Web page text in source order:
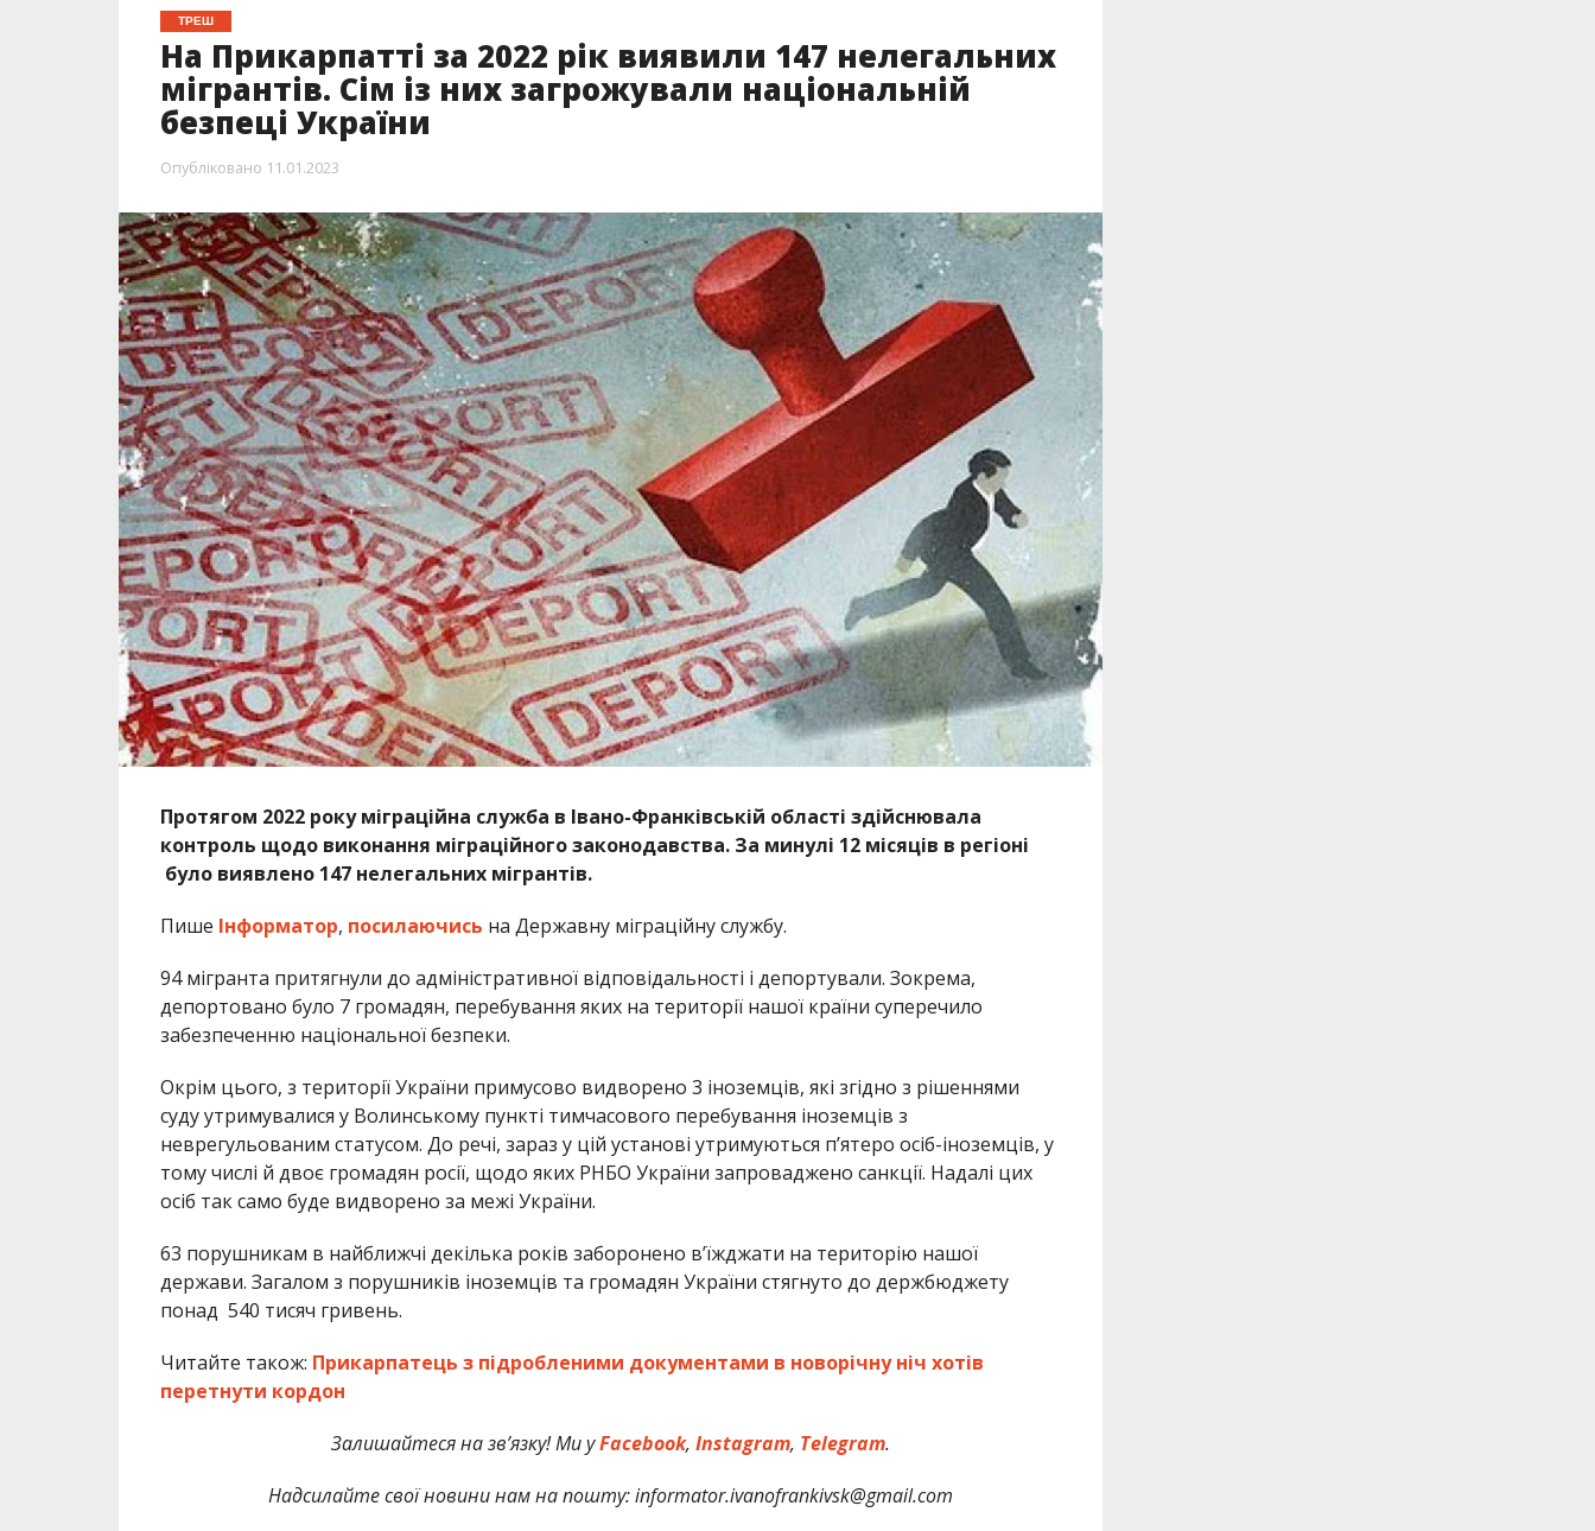
ТРЕШ
На Прикарпатті за 2022 рік виявили 147 нелегальних
мігрантів. Сім із них загрожували національній
безпеці України
Опубліковано 11.01.2023
Протягом 2022 року міграційна служба в Івано-Франківській області здійснювала
контроль щодо виконання міграційного законодавства. За минулі 12 місяців в регіоні
було виявлено 147 нелегальних мігрантів.
Пише Інформатор, посилаючись на Державну міграційну службу.
94 мігранта притягнули до адміністративної відповідальності і депортували. Зокрема,
депортовано було 7 громадян, перебування яких на території нашої країни суперечило
забезпеченню національної безпеки.
Окрім цього, з території України примусово видворено 3 іноземців, які згідно з рішеннями
суду утримувалися у Волинському пункті тимчасового перебування іноземців з
неврегульованим статусом. До речі, зараз у цій установі утримуються п’ятеро осіб-іноземців, у
тому числі й двоє громадян росії, щодо яких РНБО України запроваджено санкції. Надалі цих
осіб так само буде видворено за межі України.
63 порушникам в найближчі декілька років заборонено в’їжджати на територію нашої
держави. Загалом з порушників іноземців та громадян України стягнуто до держбюджету
понад 540 тисяч гривень.
Читайте також: Прикарпатець з підробленими документами в новорічну ніч хотів
перетнути кордон
Залишайтеся на зв’язку! Ми уFacebook, Instagram, Telegram.
Надсилайте свої новини нам на пошту: informator.ivanofrankivsk@gmail.com